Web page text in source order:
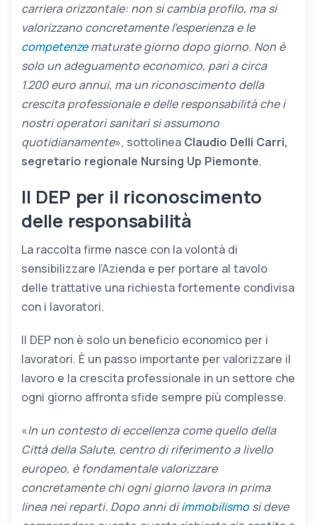
carriera orizzontale: non si cambia profilo, ma si
valorizzano concretamente l’esperienza e le
competenzematurate giorno dopo giorno. Non è
solo un adeguamento economico, pari a circa
1.200 euro annui, ma un riconoscimento della
crescita professionale e delle responsabilità che i
nostri operatori sanitari si assumono
quotidianamente», sottolinea Claudio Delli Carri,
segretario regionale Nursing Up Piemonte.
Il DEP per il riconoscimento
delle responsabilità
La raccolta firme nasce con la volontà di
sensibilizzare l’Azienda e per portare al tavolo
delle trattative una richiesta fortemente condivisa
con i lavoratori.
Il DEP non è solo un beneficio economico per i
lavoratori. È un passo importante per valorizzare il
lavoro e la crescita professionale in un settore che
ogni giorno affronta sfide sempre più complesse.
«In un contesto di eccellenza come quello della
Città della Salute, centro di riferimento a livello
europeo, è fondamentale valorizzare
concretamente chi ogni giorno lavora in prima
linea nei reparti. Dopo anni diimmobilismosi deve